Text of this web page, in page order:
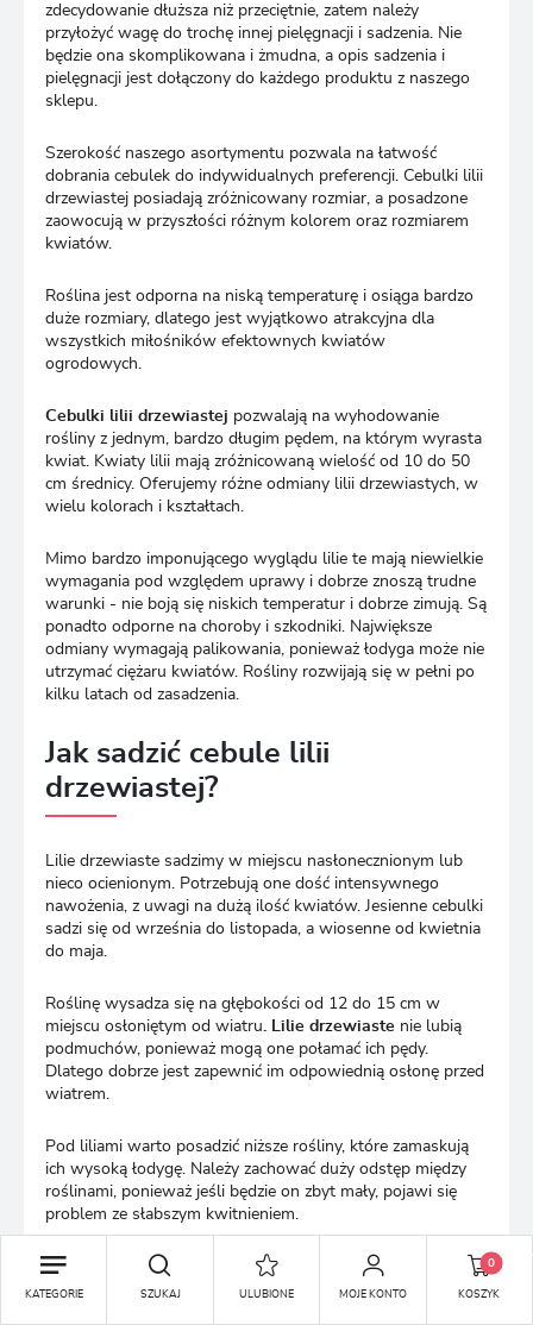
zdecydowanie dłuższa niż przeciętnie, zatem należy
przyłożyć wagę do trochę innej pielęgnacji i sadzenia. Nie
będzie ona skomplikowana i żmudna, a opis sadzenia i
pielęgnacji jest dołączony do każdego produktu z naszego
sklepu.
Szerokość naszego asortymentu pozwala na łatwość
dobrania cebulek do indywidualnych preferencji. Cebulki lilii
drzewiastej posiadają zróżnicowany rozmiar, a posadzone
zaowocują w przyszłości różnym kolorem oraz rozmiarem
kwiatów.
Roślina jest odporna na niską temperaturę i osiąga bardzo
duże rozmiary, dlatego jest wyjątkowo atrakcyjna dla
wszystkich miłośników efektownych kwiatów
ogrodowych.
Cebulki lilii drzewiastej pozwalają na wyhodowanie
rośliny z jednym, bardzo długim pędem, na którym wyrasta
kwiat. Kwiaty lilii mają zróżnicowaną wielość od 10 do 50
cm średnicy. Oferujemy różne odmiany lilii drzewiastych, w
wielu kolorach i kształtach.
Mimo bardzo imponującego wyglądu lilie te mają niewielkie
wymagania pod względem uprawy i dobrze znoszą trudne
warunki - nie boją się niskich temperatur i dobrze zimują. Są
ponadto odporne na choroby i szkodniki. Największe
odmiany wymagają palikowania, ponieważ łodyga może nie
utrzymać ciężaru kwiatów. Rośliny rozwijają się w pełni po
kilku latach od zasadzenia.
Jak sadzić cebule lilii
drzewiastej?
Lilie drzewiaste sadzimy w miejscu nasłonecznionym lub
nieco ocienionym. Potrzebują one dość intensywnego
nawożenia, z uwagi na dużą ilość kwiatów. Jesienne cebulki
sadzi się od września do listopada, a wiosenne od kwietnia
do maja.
Roślinę wysadza się na głębokości od 12 do 15 cm w
miejscu osłoniętym od wiatru . Lilie drzewiaste nie lubią
podmuchów, ponieważ mogą one połamać ich pędy.
Dlatego dobrze jest zapewnić im odpowiednią osłonę przed
wiatrem.
Pod liliami warto posadzić niższe rośliny, które zamaskują
ich wysoką łodygę. Należy zachować duży odstęp między
roślinami, ponieważ jeśli będzie on zbyt mały, pojawi się
problem ze słabszym kwitnieniem.
Cebule kwiatowe lilii drzewiastych można posadzić
zarówno w ogrodzie, jak i w dużej doniczce, jeśli chcemy ją
KATEGORIE SZUKAJ ULUBIONE MOJE KONTO
0
KOSZYK